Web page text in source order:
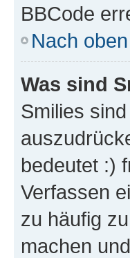
BBCode
Nach oben
Was sind
Smilies
bedeutet :)
Verfassen
zu häufig
machen